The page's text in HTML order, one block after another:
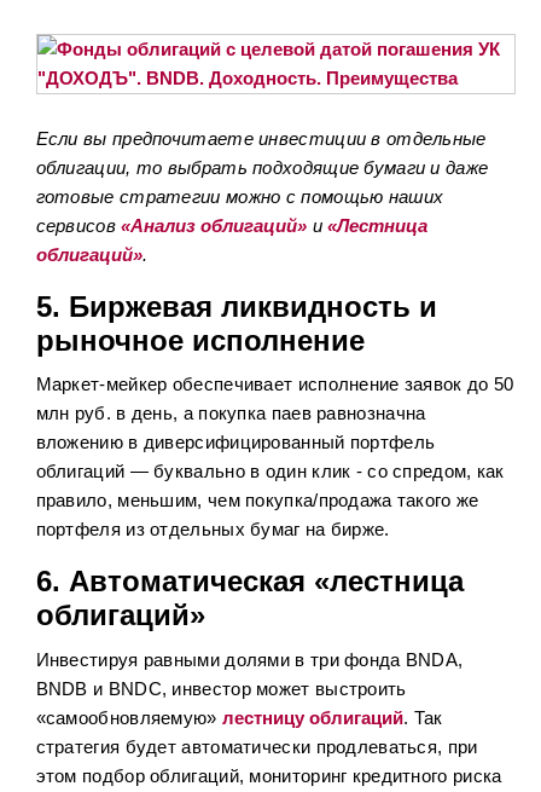
Если вы предпочитаете инвестиции в отдельные
облигации, то выбрать подходящие бумаги и даже
готовые стратегии можно с помощью наших
сервисов«Анализ облигаций» и«Лестница
облигаций».
5. Биржевая ликвидность и
рыночное исполнение
Маркет-мейкер обеспечивает исполнение заявок до 50
млн руб. в день, а покупка паев равнозначна
вложению в диверсифицированный портфель
облигаций — буквально в один клик - со спредом, как
правило, меньшим, чем покупка/продажа такого же
портфеля из отдельных бумаг на бирже.
6. Автоматическая «лестница
облигаций»
Инвестируя равными долями в три фонда BNDA,
BNDB и BNDC, инвестор может выстроить
«самообновляемую» лестницу облигаций. Так
стратегия будет автоматически продлеваться, при
этом подбор облигаций, мониторинг кредитного риска